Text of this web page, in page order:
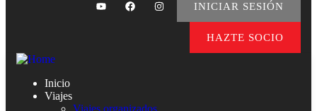
INICIAR SESIÓN
HAZTE SOCIO
Inicio
Viajes
Viajes organizados